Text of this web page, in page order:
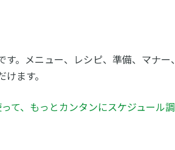
す。メニュー、レシピ、準備、マナ
ます。
て、もっとカンタンにスケジュール